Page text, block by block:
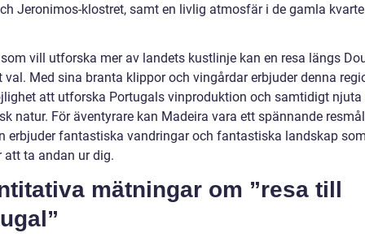
Jeronimos-klostret, samt en livlig atmosfär i de gamla
vill utforska mer av landets kustlinje kan en resa längs
val. Med sina branta klippor och vingårdar erbjuder denna
att utforska Portugals vinproduktion och samtidigt njuta
natur. För äventyrare kan Madeira vara ett spännande
erbjuder fantastiska vandringar och fantastiska landskap
att ta andan ur dig.
mätningar om ”resa till